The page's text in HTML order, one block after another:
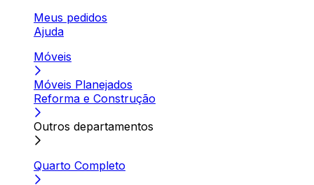
Meus pedidos
Ajuda
Móveis
Móveis Planejados
Reforma e Construção
Outros departamentos
Quarto Completo